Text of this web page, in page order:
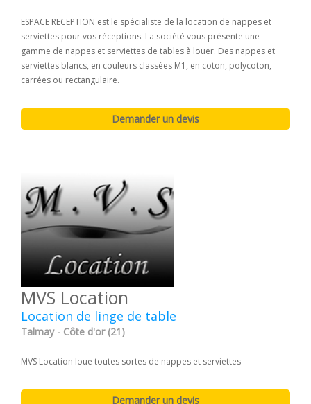
ESPACE RECEPTION est le spécialiste de la location de nappes et
serviettes pour vos réceptions. La société vous présente une
gamme de nappes et serviettes de tables à louer. Des nappes et
serviettes blancs, en couleurs classées M1, en coton, polycoton,
carrées ou rectangulaire.
MVS Location
Location de linge de table
Talmay - Côte d'or (21)
MVS Location loue toutes sortes de nappes et serviettes